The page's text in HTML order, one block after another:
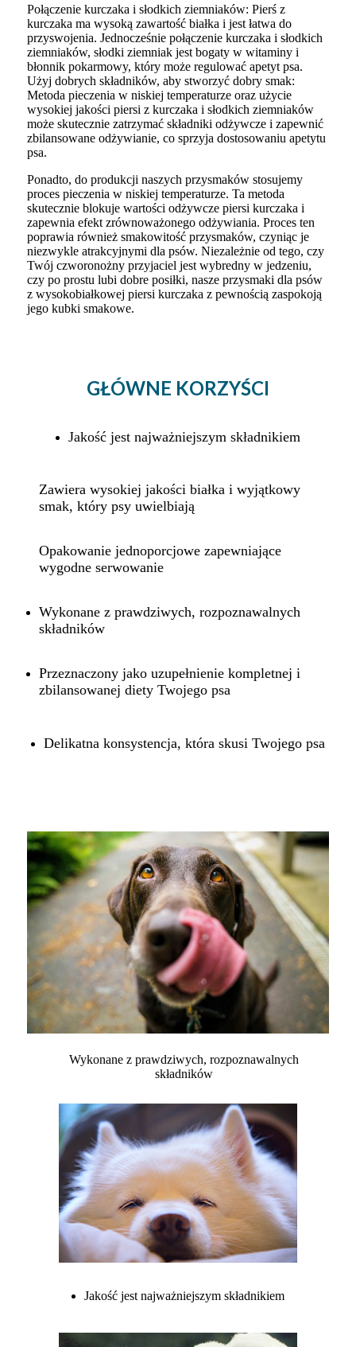
Połączenie kurczaka i słodkich ziemniaków: Pierś z
kurczaka ma wysoką zawartość białka i jest łatwa do
przyswojenia. Jednocześnie połączenie kurczaka i słodkich
ziemniaków, słodki ziemniak jest bogaty w witaminy i
błonnik pokarmowy, który może regulować apetyt psa.
Użyj dobrych składników, aby stworzyć dobry smak:
Metoda pieczenia w niskiej temperaturze oraz użycie
wysokiej jakości piersi z kurczaka i słodkich ziemniaków
może skutecznie zatrzymać składniki odżywcze i zapewnić
zbilansowane odżywianie, co sprzyja dostosowaniu apetytu
psa.
Ponadto, do produkcji naszych przysmaków stosujemy
proces pieczenia w niskiej temperaturze. Ta metoda
skutecznie blokuje wartości odżywcze piersi kurczaka i
zapewnia efekt zrównoważonego odżywiania. Proces ten
poprawia również smakowitość przysmaków, czyniąc je
niezwykle atrakcyjnymi dla psów. Niezależnie od tego, czy
Twój czworonożny przyjaciel jest wybredny w jedzeniu,
czy po prostu lubi dobre posiłki, nasze przysmaki dla psów
z wysokobiałkowej piersi kurczaka z pewnością zaspokoją
jego kubki smakowe.
GŁÓWNE KORZYŚCI
Jakość jest najważniejszym składnikiem
Zawiera wysokiej jakości białka i wyjątkowy
smak, który psy uwielbiają
Opakowanie jednoporcjowe zapewniające
wygodne serwowanie
Wykonane z prawdziwych, rozpoznawalnych
składników
Przeznaczony jako uzupełnienie kompletnej i
zbilansowanej diety Twojego psa
Delikatna konsystencja, która skusi Twojego psa
Wykonane z prawdziwych, rozpoznawalnych
składników
Jakość jest najważniejszym składnikiem